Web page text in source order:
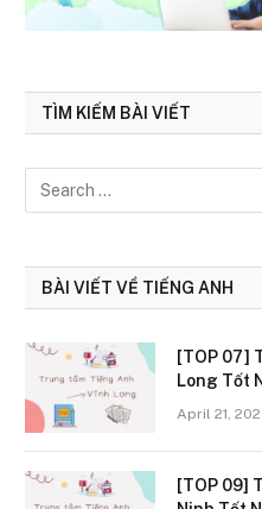
TÌM KIẾM BÀI VIẾT
BÀI VIẾT VỀ TIẾNG ANH
[TOP 07]
Long Tốt
April 21,
[TOP 09]